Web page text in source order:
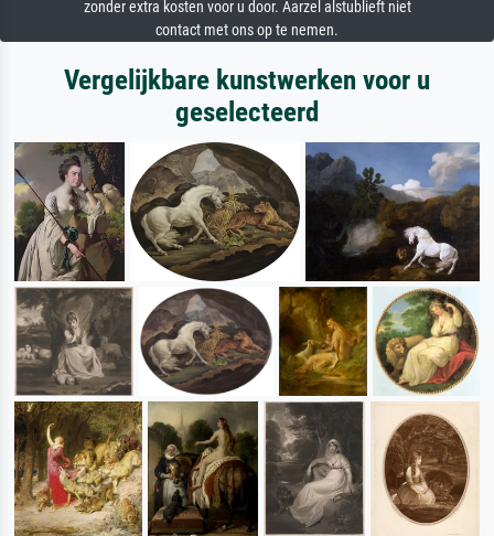
zonder extra kosten voor u door. Aarzel alstublieft niet
contact met ons op te nemen.
Vergelijkbare kunstwerken voor u
geselecteerd